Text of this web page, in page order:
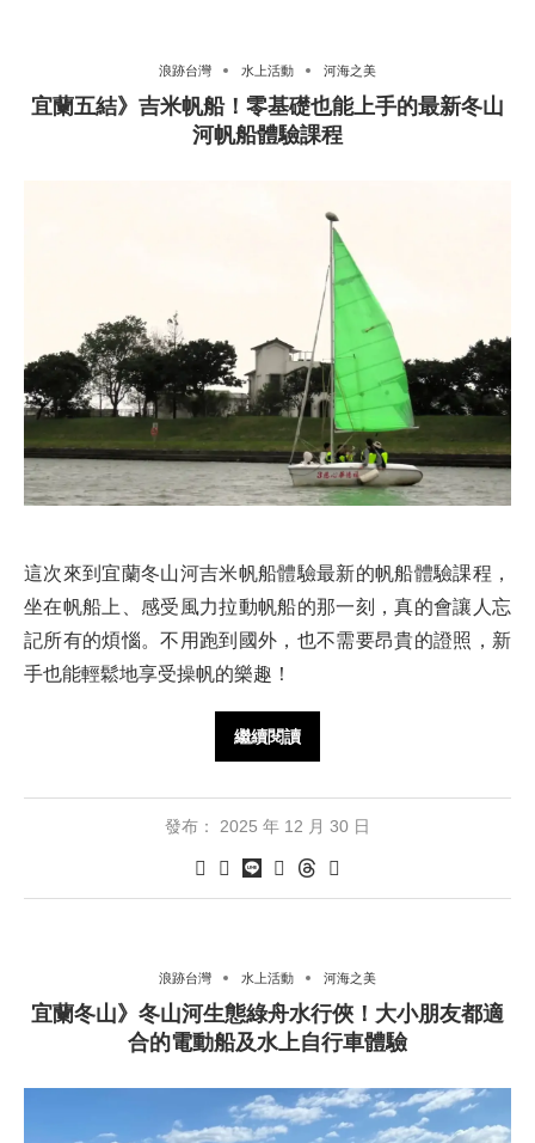
浪跡台灣 水上活動 河海之美
宜蘭五結》吉米帆船！零基礎也能上手的最新冬山
河帆船體驗課程
這次來到宜蘭冬山河吉米帆船體驗最新的帆船體驗課程，
坐在帆船上、感受風力拉動帆船的那一刻，真的會讓人忘
記所有的煩惱。不用跑到國外，也不需要昂貴的證照，新
手也能輕鬆地享受操帆的樂趣！
繼續閱讀
發布： 2025 年 12 月 30 日
浪跡台灣 水上活動 河海之美
宜蘭冬山》冬山河生態綠舟水行俠！大小朋友都適
合的電動船及水上自行車體驗